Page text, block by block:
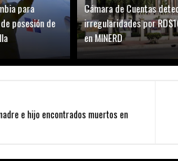
para
posesión de
Cámara de Cuentas
irregularidades por
en MINERD
e hijo encontrados muertos en